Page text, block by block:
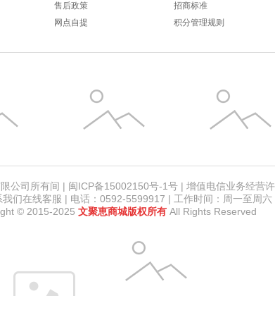
售后政策
网点自提
招商标准
积分管理规则
公司所有间 | 闽ICP备15002150号-1号 | 增值电信业务经营
们在线客服 | 电话：0592-5599917 | 工作时间：周一至周
© 2015-2025 文聚恵商城版权所有 All Rights Reserved